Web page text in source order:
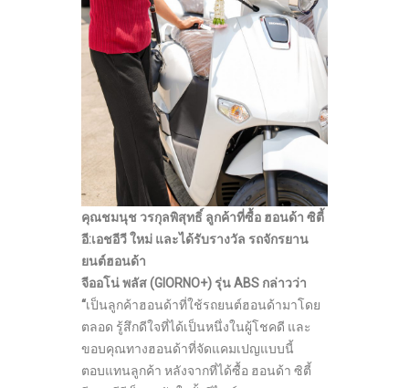
คุณชมนุช วรกุลพิสุทธิ์ ลูกค้าที่ซื้อ ฮอนด้า ซิตี้
อี:เอชอีวี ใหม่ และได้รับรางวัล รถจักรยาน
ยนต์ฮอนด้า
จีออโน่ พลัส (GIORNO+) รุ่นABS กล่าวว่า
“เป็นลูกค้าฮอนด้าที่ใช้รถยนต์ฮอนด้ามาโดย
ตลอด รู้สึกดีใจที่ได้เป็นหนึ่งในผู้โชคดี และ
ขอบคุณทางฮอนด้าที่จัดแคมเปญแบบนี้
ตอบแทนลูกค้า หลังจากที่ได้ซื้อ ฮอนด้า ซิตี้